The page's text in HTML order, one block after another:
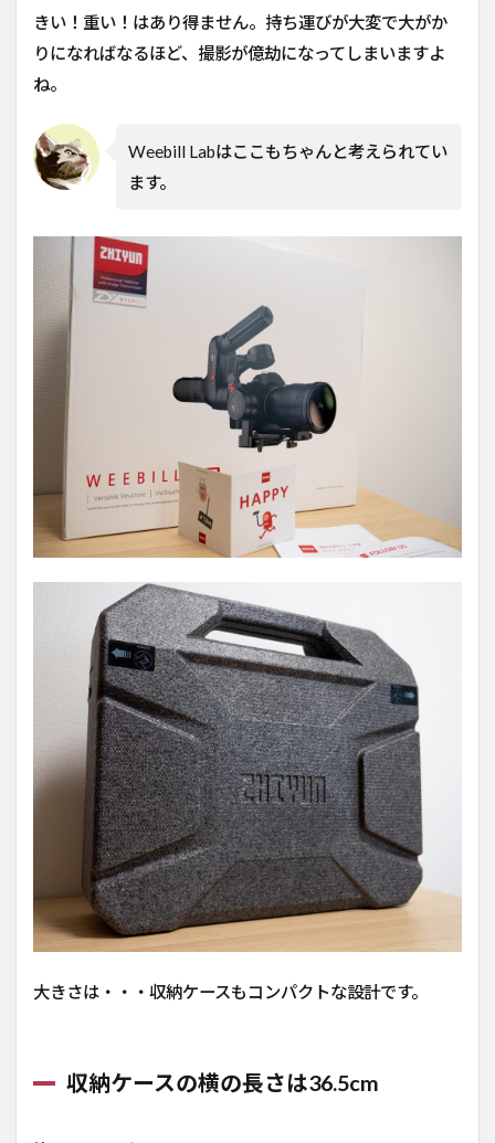
きい！重い！はあり得ません。持ち運びが大変で大がか
りになればなるほど、撮影が億劫になってしまいますよ
ね。
Weebill Labはここもちゃんと考えられてい
ます。
大きさは・・・収納ケースもコンパクトな設計です。
収納ケースの横の長さは36.5cm